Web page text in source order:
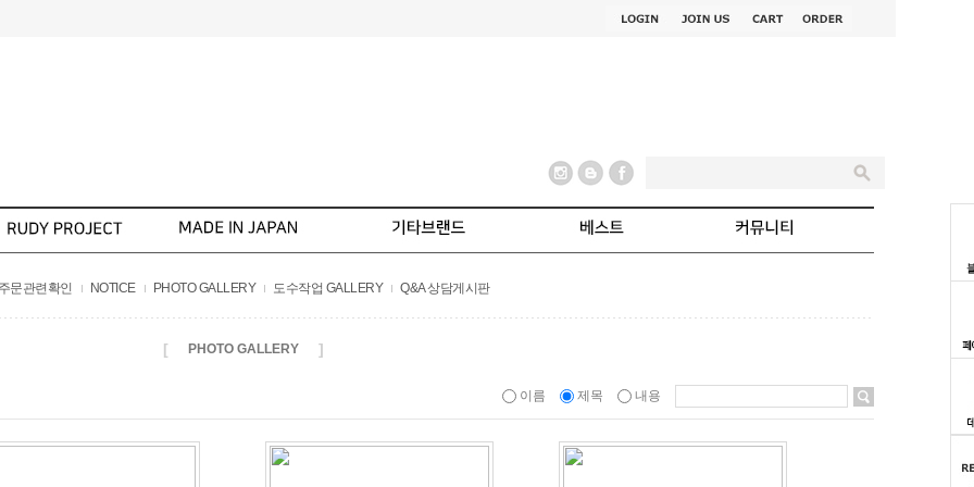
문관련확인 NOTICE PHOTO GALLERY 도수작업 GALLERY Q&A 상담게시판
[ PHOTO GALLERY ]
이름 제목 내용